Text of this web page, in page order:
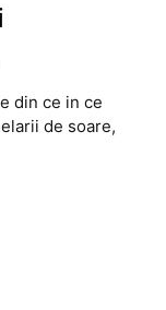
din ce in ce
de soare,